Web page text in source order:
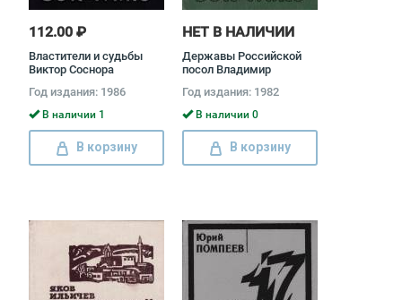
112.00 ₽
Властители и судьбы
Виктор Соснора
Год издания: 1986
В наличии 1
В корзину
НЕТ В НАЛИЧИИ
Державы Российской
посол Владимир
Год издания: 1982
В наличии 0
В корзину